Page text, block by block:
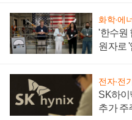
화학·에
'한수원
원자로
전자·전
SK하이
추가 주